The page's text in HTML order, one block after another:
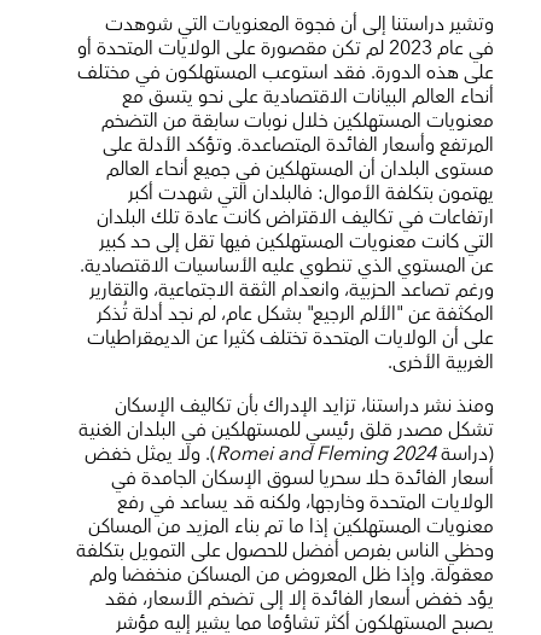
وتشير دراستنا إلى أن فجوة المعنويات التي شوهدت
في عام 2023 لم تكن مقصورة على الولايات المتحدة أو
على هذه الدورة. فقد استوعب المستهلكون في مختلف
أنحاء العالم البيانات الاقتصادية على نحو يتسق مع
معنويات المستهلكين خلال نوبات سابقة من التضخم
المرتفع وأسعار الفائدة المتصاعدة. وتؤكد الأدلة على
مستوى البلدان أن المستهلكين في جميع أنحاء العالم
يهتمون بتكلفة الأموال: فالبلدان التي شهدت أكبر
ارتفاعات في تكاليف الاقتراض كانت عادة تلك البلدان
التي كانت معنويات المستهلكين فيها تقل إلى حد كبير
عن المستوي الذي تنطوي عليه الأساسيات الاقتصادية.
ورغم تصاعد الحزبية، وانعدام الثقة الاجتماعية، والتقارير
المكثفة عن "الألم الرجيع" بشكل عام، لم نجد أدلة تُذكر
على أن الولايات المتحدة تختلف كثيرا عن الديمقراطيات
الغربية الأخرى.
ومنذ نشر دراستنا، تزايد الإدراك بأن تكاليف الإسكان
تشكل مصدر قلق رئيسي للمستهلكين في البلدان الغنية
(دراسةRomei and Fleming 2024). ولا يمثل خفض
أسعار الفائدة حلا سحريا لسوق الإسكان الجامدة في
الولايات المتحدة وخارجها، ولكنه قد يساعد في رفع
معنويات المستهلكين إذا ما تم بناء المزيد من المساكن
وحظي الناس بفرص أفضل للحصول على التمويل بتكلفة
معقولة. وإذا ظل المعروض من المساكن منخفضا ولم
يؤد خفض أسعار الفائدة إلا إلى تضخم الأسعار، فقد
يصبح المستهلكون أكثر تشاؤما مما يشير إليه مؤشر